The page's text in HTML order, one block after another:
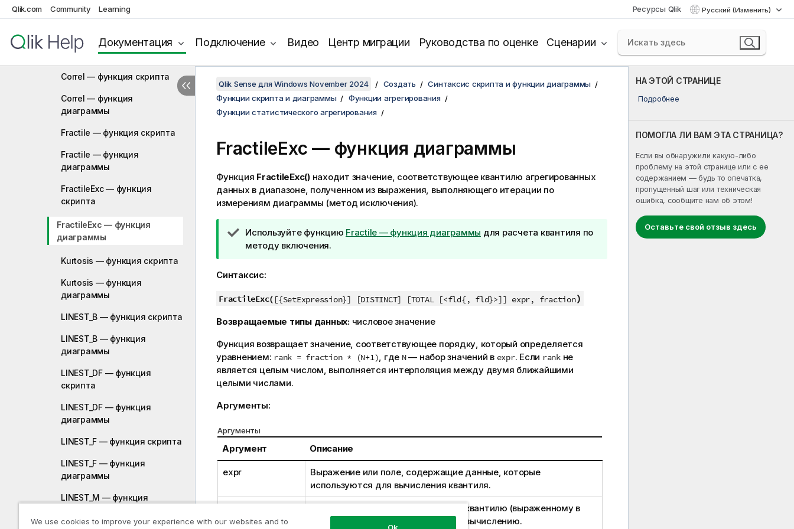
Qlik.com Community Learning Ресурсы Qlik Русский (Изменить)
Документация Подключение Видео Центр миграции Руководства по оценке Сценарии
агрегирования
Avg — функция скрипта
Avg — функция диаграммы
Correl — функция скрипта
Correl — функция
диаграммы
Fractile — функция скрипта
Fractile — функция
диаграммы
FractileExc — функция
скрипта
FractileExc — функция
диаграммы
Kurtosis — функция скрипта
Kurtosis — функция
диаграммы
LINEST_B — функция скрипта
LINEST_B — функция
диаграммы
LINEST_DF — функция
скрипта
LINEST_DF — функция
диаграммы
LINEST_F — функция скрипта
LINEST_F — функция
диаграммы
LINEST_M — функция
НА ЭТОЙ СТРАНИЦЕ
Подробнее
ПОМОГЛА ЛИ ВАМ ЭТА СТРАНИЦА?
Если вы обнаружили какую-либо
проблему на этой странице или с ее
содержанием — будь то опечатка,
пропущенный шаг или техническая
ошибка, сообщите нам об этом!
Оставьте свой отзыв здесь
Qlik Sense для Windows November 2024 Создать
Синтаксис скрипта и функции диаграммы
Функции скрипта и диаграммы
Функции агрегирования
Функции статистического агрегирования
FractileExc — функция диаграммы
Функция FractileExc()находит значение, соответствующее квантилю агрегированных
данных в диапазоне, полученном из выражения, выполняющего итерации по
измерениям диаграммы (метод исключения).
П
р
м
ч
н
е
к
п
о
д
к
а
з
Используйте функцию Fractile — функция диаграммы для расчета квантиля по
методу включения.
Синтаксис:
FractileExc( [{SetExpression}] [DISTINCT] [TOTAL [<fld{, fld}>]] expr, fraction)
Возвращаемые типы данных: числовое значение
Функция возвращает значение, соответствующее порядку, который определяется
уравнением: rank = fraction * (N+1) , где N— набор значений в expr. Если rankне
является целым числом, выполняется интерполяция между двумя ближайшими
целыми числами.
Аргументы:
Аргументы
Аргумент Описание
expr
Выражение или поле, содержащие данные, которые
используются для вычисления квантиля.
Число от 0 до 1, соответствующее квантилю (выраженному в
дробном виде), которое подлежит вычислению.
We use cookies to improve your experience with our websites and to